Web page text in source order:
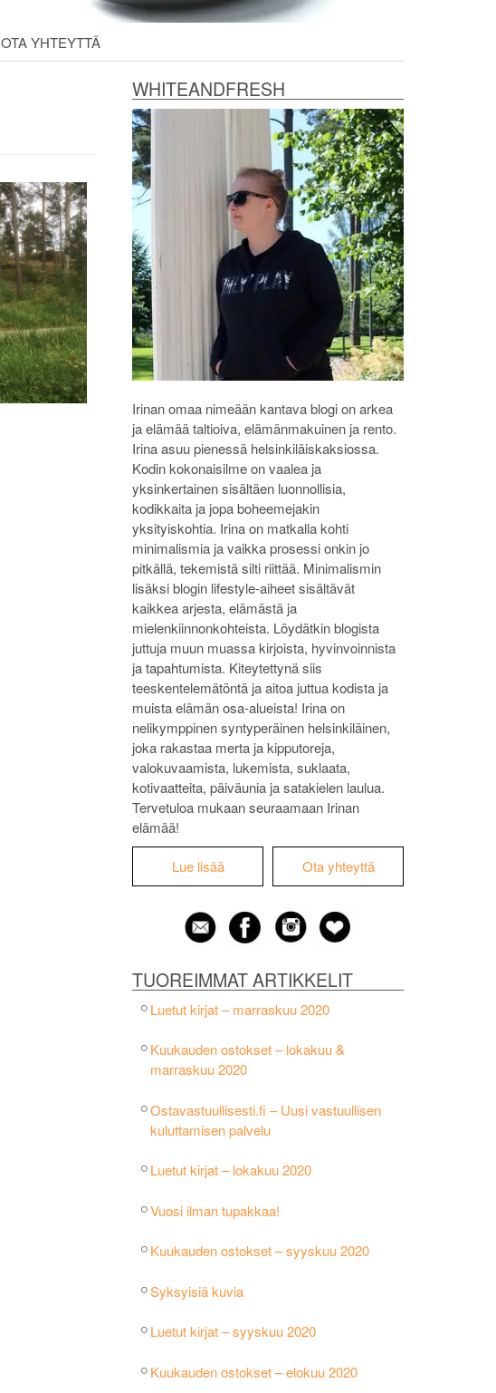
OTA YHTEYTTÄ
WHITEANDFRESH
Irinan omaa nimeään kantava blogi on arkea
ja elämää taltioiva, elämänmakuinen ja rento.
Irina asuu pienessä helsinkiläiskaksiossa.
Kodin kokonaisilme on vaalea ja
yksinkertainen sisältäen luonnollisia,
kodikkaita ja jopa boheemejakin
yksityiskohtia. Irina on matkalla kohti
minimalismia ja vaikka prosessi onkin jo
pitkällä, tekemistä silti riittää. Minimalismin
lisäksi blogin lifestyle-aiheet sisältävät
kaikkea arjesta, elämästä ja
mielenkiinnonkohteista. Löydätkin blogista
juttuja muun muassa kirjoista, hyvinvoinnista
ja tapahtumista. Kiteytettynä siis
teeskentelemätöntä ja aitoa juttua kodista ja
muista elämän osa-alueista! Irina on
nelikymppinen syntyperäinen helsinkiläinen,
joka rakastaa merta ja kipputoreja,
valokuvaamista, lukemista, suklaata,
kotivaatteita, päiväunia ja satakielen laulua.
Tervetuloa mukaan seuraamaan Irinan
elämää!
Lue lisää Ota yhteyttä
TUOREIMMAT ARTIKKELIT
Luetut kirjat – marraskuu 2020
Kuukauden ostokset – lokakuu &
marraskuu 2020
Ostavastuullisesti.fi – Uusi vastuullisen
kuluttamisen palvelu
Luetut kirjat – lokakuu 2020
Vuosi ilman tupakkaa!
Kuukauden ostokset – syyskuu 2020
Syksyisiä kuvia
Luetut kirjat – syyskuu 2020
Kuukauden ostokset – elokuu 2020